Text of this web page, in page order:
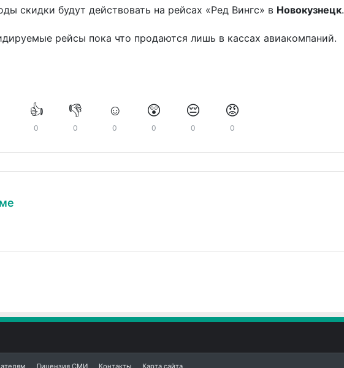
скидки будут действовать на рейсах «Ред Вингс» в Новокузнецк.
рейсы пока что продаются лишь в кассах авиакомпаний.
👍
0
👎
0
☺️
0
😲
0
😔
0
😡
0